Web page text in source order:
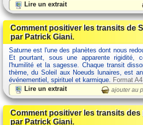
Lire un extrait
Comment positiver les transits de
par Patrick Giani.
Saturne est l'une des planètes dont nous
Et pourtant, sous une apparente rigidité,
l'humilité et la sagesse. Chaque transit
thème, du Soleil aux Noeuds lunaires, est
événementiel, spirituel et karmique. Format
Lire un extrait
ajouter au
Comment positiver les transits des
par Patrick Giani.